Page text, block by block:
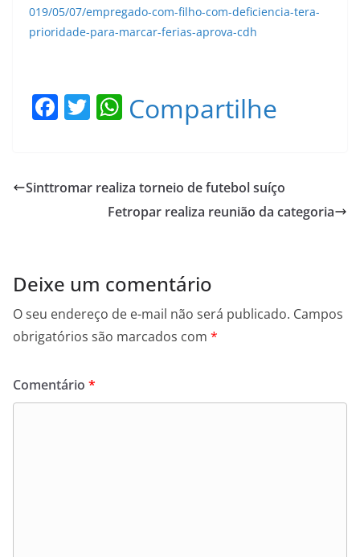
019/05/07/empregado-com-filho-com-deficiencia-tera-
prioridade-para-marcar-ferias-aprova-cdh
F
e
k
T
er
W
s
A
Compartilhe
Sinttromar realiza torneio de futebol suíço
Fetropar realiza reunião da categoria
Deixe um comentário
O seu endereço de e-mail não será publicado. Campos
obrigatórios são marcados com *
Comentário *